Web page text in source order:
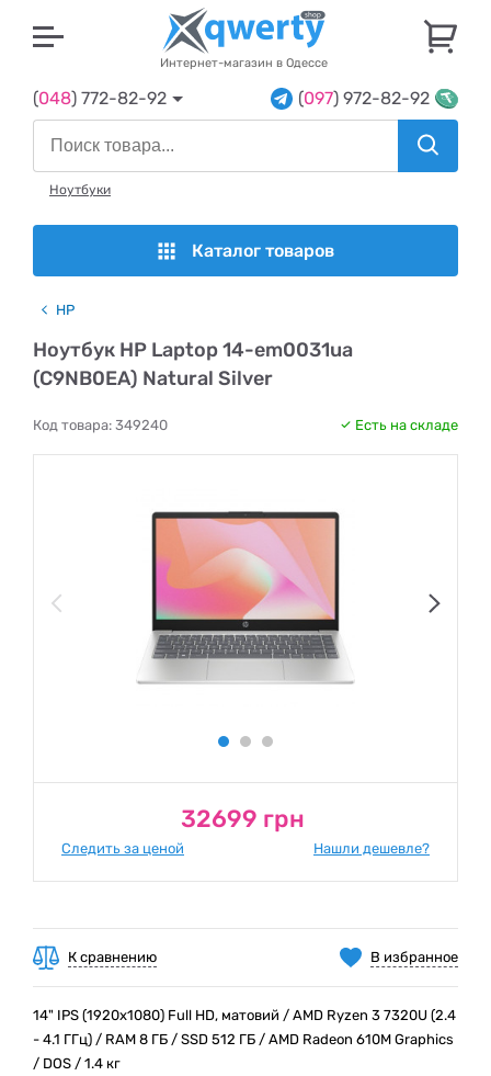
Интернет-магазин в Одессе
(048) 772-82-92 (097) 972-82-92
Ноутбуки
Каталог товаров
HP
Ноутбук HP Laptop 14-em0031ua
(C9NB0EA) Natural Silver
Код товара: 349240 Есть на складе
32699 грн
Следить за ценой Нашли дешевле?
В избранное
К сравнению
14" IPS (1920x1080) Full HD, матовий / AMD Ryzen 3 7320U (2.4
- 4.1 ГГц) / RAM 8 ГБ / SSD 512 ГБ / AMD Radeon 610M Graphics
/ DOS / 1.4 кг